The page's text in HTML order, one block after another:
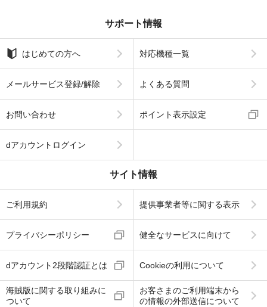
サポート情報
はじめての方へ 対応機種一覧
メールサービス登録/解除 よくある質問
お問い合わせ ポイント表示設定
dアカウントログイン
サイト情報
ご利用規約 提供事業者等に関する表示
プライバシーポリシー 健全なサービスに向けて
dアカウント2段階認証とは Cookieの利用について
海賊版に関する取り組みに
ついて
お客さまのご利用端末から
の情報の外部送信について